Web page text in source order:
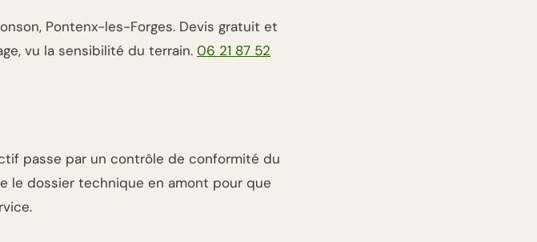
Pontenx-les-Forges. Devis gratuit et
vu la sensibilité du terrain. 06 21 87 52
passe par un contrôle de conformité du
le dossier technique en amont pour que